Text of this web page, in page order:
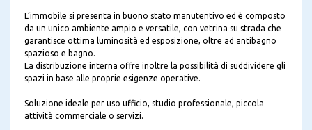
L’immobile si presenta in buono stato manutentivo ed è composto
da un unico ambiente ampio e versatile, con vetrina su strada che
garantisce ottima luminosità ed esposizione, oltre ad antibagno
spazioso e bagno.
La distribuzione interna offre inoltre la possibilità di suddividere gli
spazi in base alle proprie esigenze operative.
Soluzione ideale per uso ufficio, studio professionale, piccola
attività commerciale o servizi.